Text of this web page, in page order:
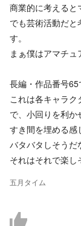
商業的に考えると
でも芸術活動だと
す。
まぁ僕はアマチュ
長編・作品番号65
これは各キャラ
で、小回りを利か
すき間を埋める感
バタバタしそうだ
それはそれで楽し
五月タイム